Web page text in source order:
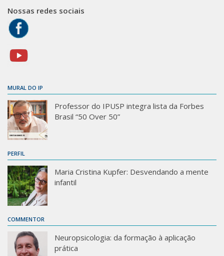
Nossas redes sociais
MURAL DO IP
Professor do IPUSP integra lista da Forbes
Brasil “50 Over 50”
PERFIL
Maria Cristina Kupfer: Desvendando a mente
infantil
COMMENTOR
Neuropsicologia: da formação à aplicação
prática